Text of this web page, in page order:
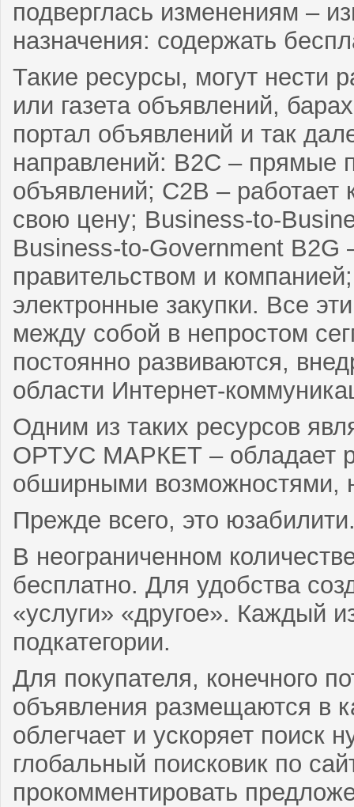
подверглась изменениям –
назначения: содержать
Такие ресурсы, могут нести
или газета объявлений,
портал объявлений и так
направлений: B2C – прямые
объявлений; C2B – работает
свою цену; Business-to-
Business-to-Government
правительством и
электронные закупки. Все
между собой в непростом
постоянно развиваются,
области Интернет-
Одним из таких ресурсов
ОРТУС МАРКЕТ – обладает
обширными возможностями,
Прежде всего, это
В неограниченном
бесплатно. Для удобства
«услуги» «другое». Каждый
подкатегории.
Для покупателя, конечного
объявления размещаются в
облегчает и ускоряет поиск
глобальный поисковик по
прокомментировать